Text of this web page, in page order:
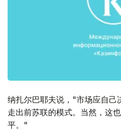
纳扎尔巴耶夫说，"市场应自己
走出前苏联的模式。当然，这
平。"